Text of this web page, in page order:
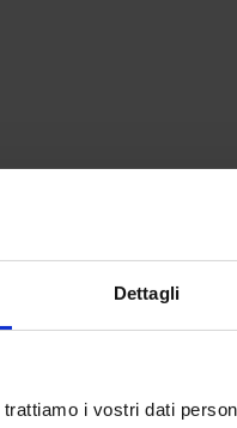
Dettagli
trattiamo i vostri dati